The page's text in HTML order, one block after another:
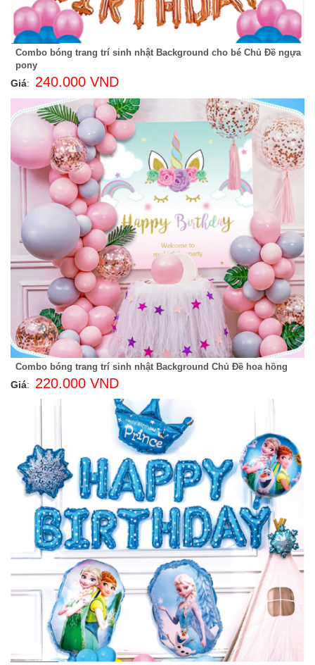
Combo bóng trang trí sinh nhật Background cho bé Chủ Đề ngựa
pony
Giá: 240.000 VND
Combo bóng trang trí sinh nhật Background Chủ Đề hoa hồng
Giá: 220.000 VND